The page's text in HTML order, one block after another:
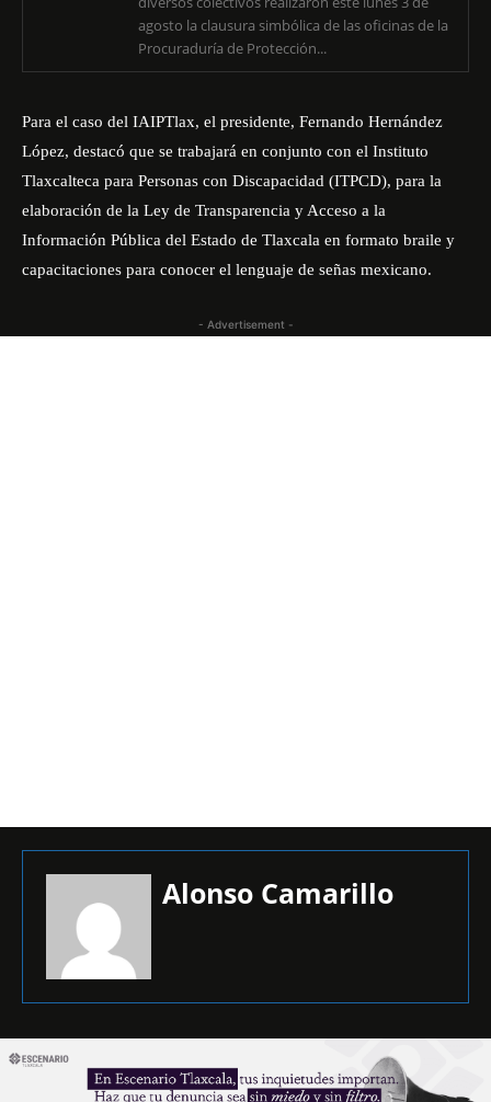
agosto la clausura simbólica de las oficinas de la
Procuraduría de Protección...
Para el caso del IAIPTlax, el presidente, Fernando Hernández
López, destacó que se trabajará en conjunto con el Instituto
Tlaxcalteca para Personas con Discapacidad (ITPCD), para la
elaboración de la Ley de Transparencia y Acceso a la
Información Pública del Estado de Tlaxcala en formato braile y
capacitaciones para conocer el lenguaje de señas mexicano.
- Advertisement -
Alonso Camarillo